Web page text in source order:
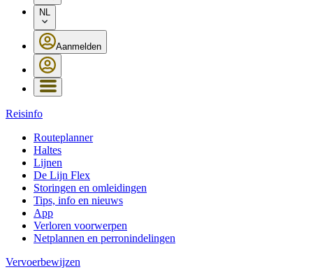
NL
Aanmelden
Reisinfo
Routeplanner
Haltes
Lijnen
De Lijn Flex
Storingen en omleidingen
Tips, info en nieuws
App
Verloren voorwerpen
Netplannen en perronindelingen
Vervoerbewijzen